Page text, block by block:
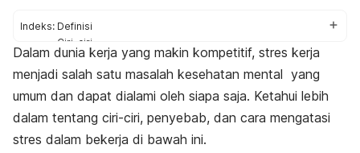
Indeks: Definisi
Ciri-ciri
Penyebab
Cara mengatasi
Dalam dunia kerja yang makin kompetitif, stres kerja
menjadi salah satu masalah kesehatan mental yang
umum dan dapat dialami oleh siapa saja. Ketahui lebih
dalam tentang ciri-ciri, penyebab, dan cara mengatasi
stres dalam bekerja di bawah ini.